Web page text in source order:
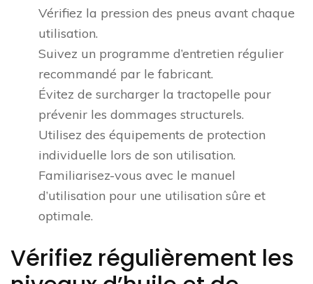
Vérifiez la pression des pneus avant chaque
utilisation.
Suivez un programme d’entretien régulier
recommandé par le fabricant.
Évitez de surcharger la tractopelle pour
prévenir les dommages structurels.
Utilisez des équipements de protection
individuelle lors de son utilisation.
Familiarisez-vous avec le manuel
d’utilisation pour une utilisation sûre et
optimale.
Vérifiez régulièrement les